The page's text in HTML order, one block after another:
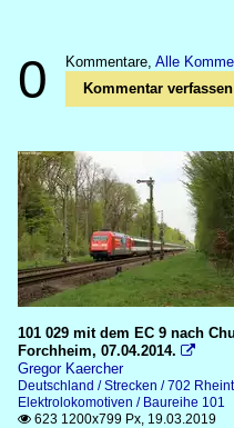
0 Kommentare, Alle
Kommentar verfassen
101 029 mit dem EC 9 nach
Forchheim, 07.04.2014. 
Gregor Kaercher
Deutschland / Strecken / 702
Elektrolokomotiven / Baureihe 101
 623 1200x799 Px, 19.03.2019